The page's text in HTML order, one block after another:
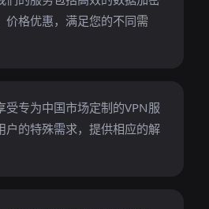
价格优惠，满足您的不同需
受专为中国市场定制的VPN服
户的特殊需求，提供相应的解